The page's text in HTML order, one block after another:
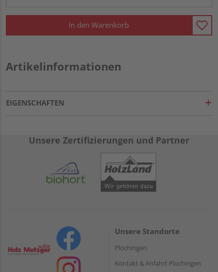
In den Warenkorb
Artikelinformationen
EIGENSCHAFTEN
Unsere Zertifizierungen und Partner
Unsere Standorte
Plochingen
Kontakt & Anfahrt Plochingen